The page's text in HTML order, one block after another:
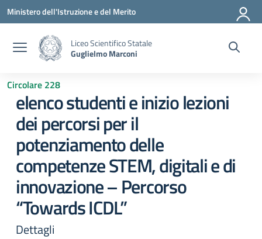
Vai ai contenuti
Vai al menu di navigazione
Vai al footer
Ministero dell'Istruzione e del Merito
Liceo Scientifico Statale
Guglielmo Marconi
Circolare 228
elenco studenti e inizio lezioni
dei percorsi per il
potenziamento delle
competenze STEM, digitali e di
innovazione – Percorso
“Towards ICDL”
Dettagli